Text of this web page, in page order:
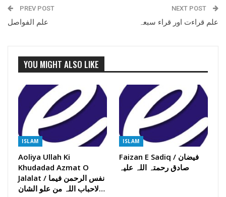
PREV POST
علم الفواصل
NEXT POST
علم قراءت اور قراء سبعہ
YOU MIGHT ALSO LIKE
ISLAM
Aoliya Ullah Ki
Khudadad Azmat O
Jalalat / نفس الرحمن فیما
لاحباب اللہ من علو الشان…
ISLAM
Faizan E Sadiq / فیضان
صادق رحمتہ اللہ علیہ